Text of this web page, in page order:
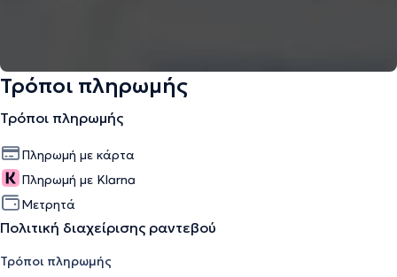
Τρόποι πληρωμής
Τρόποι πληρωμής
Πληρωμή με κάρτα
Πληρωμή με Klarna
Μετρητά
Πολιτική διαχείρισης ραντεβού
Τρόποι πληρωμής